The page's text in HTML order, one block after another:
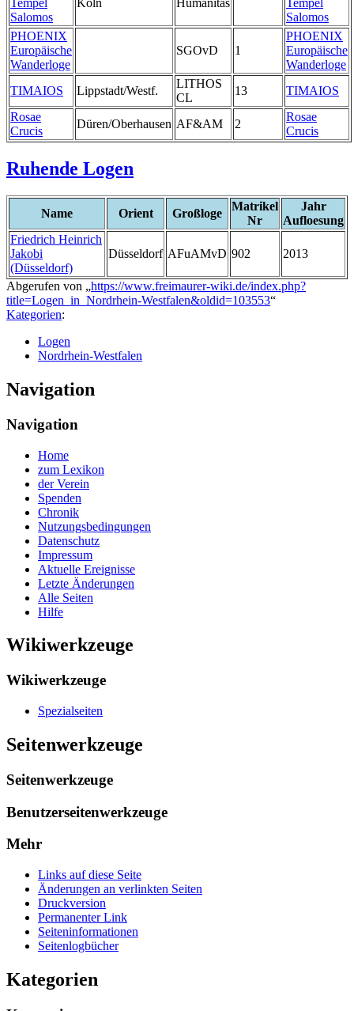
Tempel
Salomos
Köln Humanitas
Tempel
Salomos
PHOENIX
Europäische
Wanderloge
SGOvD 1
PHOENIX
Europäische
Wanderloge
TIMAIOS
Lippstadt/Westf.
LITHOS
CL
13
TIMAIOS
Rosae
Crucis
Düren/Oberhausen AF&AM 2
Rosae
Crucis
Ruhende Logen
Name Orient Großloge
Matrikel
Nr
Jahr
Aufloesung
Friedrich Heinrich
Jakobi
(Düsseldorf)
Düsseldorf AFuAMvD 902 2013
Abgerufen von „https://www.freimaurer-wiki.de/index.php?
title=Logen_in_Nordrhein-Westfalen&oldid=103553“
Kategorien:
Logen
Nordrhein-Westfalen
Navigation
Navigation
Home
zum Lexikon
der Verein
Spenden
Chronik
Nutzungsbedingungen
Datenschutz
Impressum
Aktuelle Ereignisse
Letzte Änderungen
Alle Seiten
Hilfe
Wikiwerkzeuge
Wikiwerkzeuge
Spezialseiten
Seitenwerkzeuge
Seitenwerkzeuge
Benutzerseitenwerkzeuge
Mehr
Links auf diese Seite
Änderungen an verlinkten Seiten
Druckversion
Permanenter Link
Seiten­­informationen
Seitenlogbücher
Kategorien